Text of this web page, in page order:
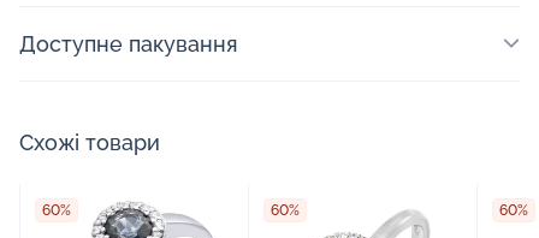
Доступне пакування
Схожі товари
60% 60% 60%